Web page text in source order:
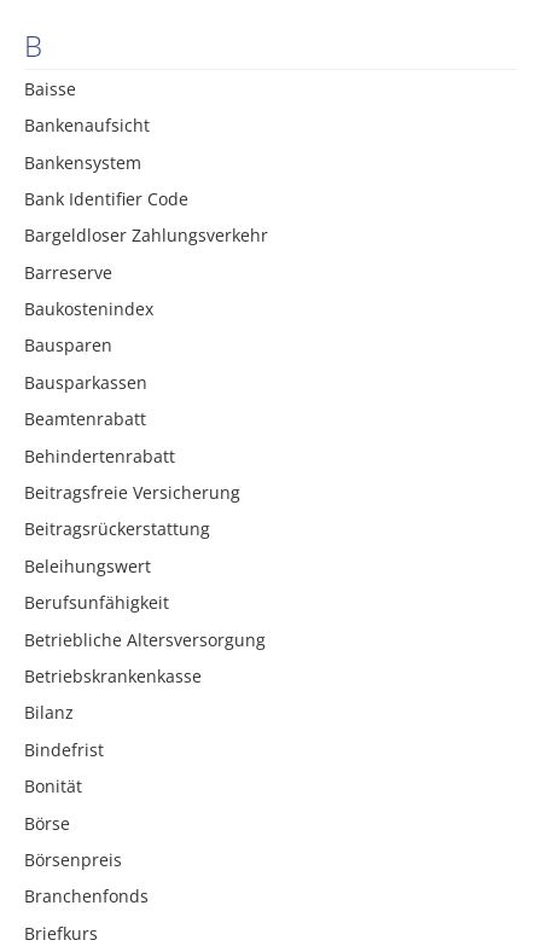
B
Baisse
Bankenaufsicht
Bankensystem
Bank Identifier Code
Bargeldloser Zahlungsverkehr
Barreserve
Baukostenindex
Bausparen
Bausparkassen
Beamtenrabatt
Behindertenrabatt
Beitragsfreie Versicherung
Beitragsrückerstattung
Beleihungswert
Berufsunfähigkeit
Betriebliche Altersversorgung
Betriebskrankenkasse
Bilanz
Bindefrist
Bonität
Börse
Börsenpreis
Branchenfonds
Briefkurs